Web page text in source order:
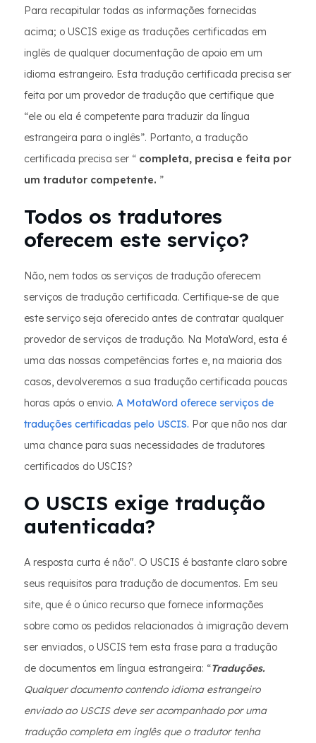
Para recapitular todas as informações fornecidas
acima; o USCIS exige as traduções certificadas em
inglês de qualquer documentação de apoio em um
idioma estrangeiro. Esta tradução certificada precisa ser
feita por um provedor de tradução que certifique que
“ele ou ela é competente para traduzir da língua
estrangeira para o inglês”. Portanto, a tradução
certificada precisa ser “ completa, precisa e feita por
um tradutor competente. ”
Todos os tradutores
oferecem este serviço?
Não, nem todos os serviços de tradução oferecem
serviços de tradução certificada. Certifique-se de que
este serviço seja oferecido antes de contratar qualquer
provedor de serviços de tradução. Na MotaWord, esta é
uma das nossas competências fortes e, na maioria dos
casos, devolveremos a sua tradução certificada poucas
horas após o envio. A MotaWord oferece serviços de
traduções certificadas pelo USCIS. Por que não nos dar
uma chance para suas necessidades de tradutores
certificados do USCIS?
O USCIS exige tradução
autenticada?
A resposta curta é não". O USCIS é bastante claro sobre
seus requisitos para tradução de documentos. Em seu
site, que é o único recurso que fornece informações
sobre como os pedidos relacionados à imigração devem
ser enviados, o USCIS tem esta frase para a tradução
de documentos em língua estrangeira: “Traduções.
Qualquer documento contendo idioma estrangeiro
enviado ao USCIS deve ser acompanhado por uma
tradução completa em inglês que o tradutor tenha